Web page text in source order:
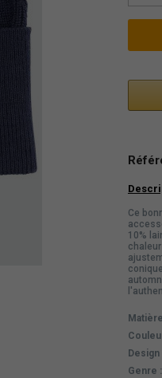
Ce
10%
Design
Genre :